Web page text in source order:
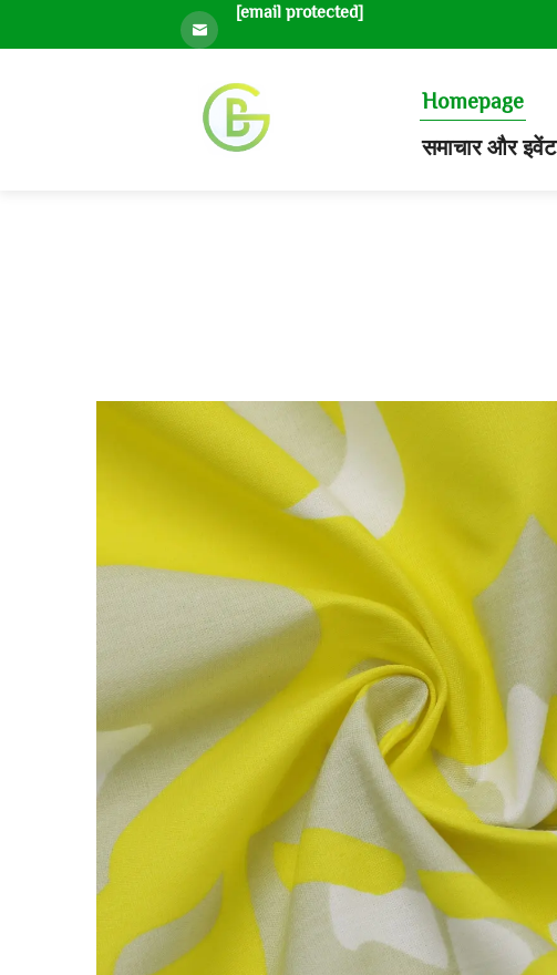
[email protected]
Homepage
समाचार और इवेंट